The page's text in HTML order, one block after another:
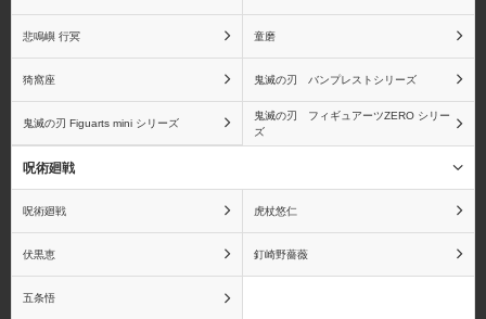
ゴール・D・ロジャー
ゲッコー・モリア
黒ひげ(マーシャル・D・
ティーチ)
悲鳴嶼 行冥 童磨
猗窩座 鬼滅の刃 バンプレストシリーズ
鬼滅の刃 Figuarts mini シリーズ
鬼滅の刃 フィギュアーツZERO シリー
ズ
呪術廻戦
呪術廻戦 虎杖悠仁
伏黒恵 釘崎野薔薇
五条悟